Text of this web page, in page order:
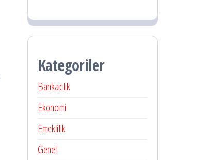
Kategoriler
Bankacılık
Ekonomi
Emeklilik
Genel